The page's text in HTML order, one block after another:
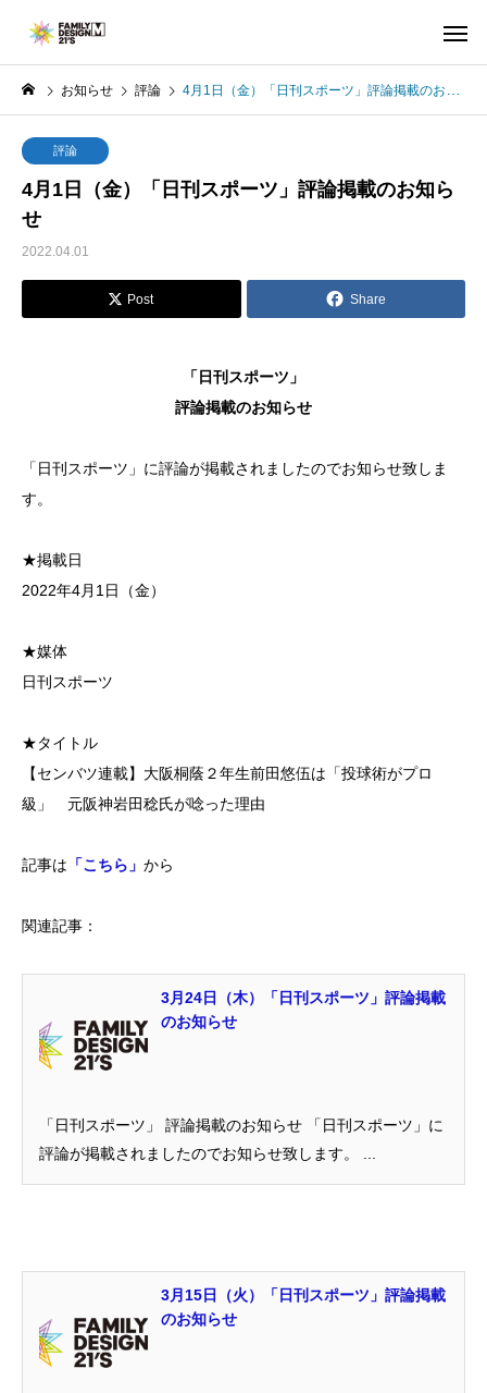
お知らせ 評論 4月1日（金）「日刊スポーツ」評論掲載のお知らせ
評論
4月1日（金）「日刊スポーツ」評論掲載のお知ら
せ
2022.04.01
Post Share
「日刊スポーツ」
評論掲載のお知らせ
「日刊スポーツ」に評論が掲載されましたのでお知らせ致しま
す。
★掲載日
2022年4月1日（金）
★媒体
日刊スポーツ
★タイトル
【センバツ連載】大阪桐蔭２年生前田悠伍は「投球術がプロ
級」 元阪神岩田稔氏が唸った理由
記事は 「こちら」 から
関連記事：
3月24日（木）「日刊スポーツ」評論掲載
のお知らせ
「日刊スポーツ」 評論掲載のお知らせ 「日刊スポーツ」に
評論が掲載されましたのでお知らせ致します。 ...
3月15日（火）「日刊スポーツ」評論掲載
のお知らせ